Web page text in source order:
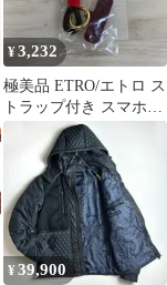
¥3,232
極美品 ETRO/エトロ ス
トラップ付き スマホホ
ルダー/フォンホルダー
ダークブラウン×レッド
ロゴプレート[OR03208]
¥39,900